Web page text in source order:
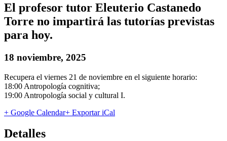
El profesor tutor Eleuterio Castanedo
Torre no impartirá las tutorías previstas
para hoy.
18 noviembre, 2025
Recupera el viernes 21 de noviembre en el siguiente horario:
18:00 Antropología cognitiva;
19:00 Antropología social y cultural I.
+ Google Calendar+ Exportar iCal
Detalles